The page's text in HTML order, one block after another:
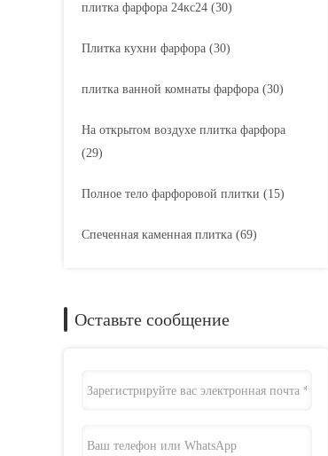
плитка фарфора 24кс24 (30)
Плитка кухни фарфора (30)
плитка ванной комнаты фарфора (30)
На открытом воздухе плитка фарфора
(29)
Полное тело фарфоровой плитки (15)
Спеченная каменная плитка (69)
Оставьте сообщение